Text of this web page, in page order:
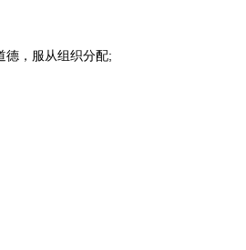
，服从组织分配;